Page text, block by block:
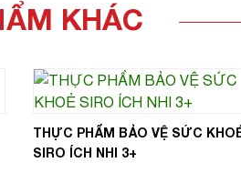
KHÁC
THỰC PHẨM BẢO VỆ SỨC
SIRO ÍCH NHI 3+